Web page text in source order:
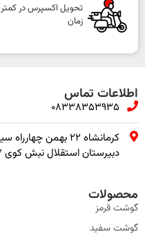
تحویل اکسپرس در
زمان
اطلاعات تماس
08338353935
کرمانشاه ۲۲ بهمن
دبیرستان استقلال نبش کوی ۱۲۷ خانه پروتئین آمویی
محصولات
گوشت قرمز
گوشت سفید